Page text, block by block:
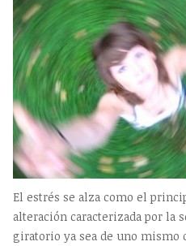
El estrés se alza como el
alteración caracterizada por la
giratorio ya sea de uno mismo